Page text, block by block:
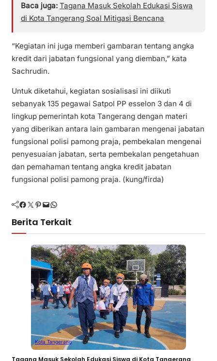
Baca juga: Tagana Masuk Sekolah Edukasi Siswa
di Kota Tangerang Soal Mitigasi Bencana
“Kegiatan ini juga memberi gambaran tentang angka
kredit dari jabatan fungsional yang diemban,” kata
Sachrudin.
Untuk diketahui, kegiatan sosialisasi ini diikuti
sebanyak 135 pegawai Satpol PP esselon 3 dan 4 di
lingkup pemerintah kota Tangerang dengan materi
yang diberikan antara lain gambaran mengenai jabatan
fungsional polisi pamong praja, pembekalan mengenai
penyesuaian jabatan, serta pembekalan pengetahuan
dan pemahaman tentang angka kredit jabatan
fungsional polisi pamong praja. (kung/firda)
Facebook Twitter Pinterest Mail WhatsApp
Berita Terkait
Kota Tangerang